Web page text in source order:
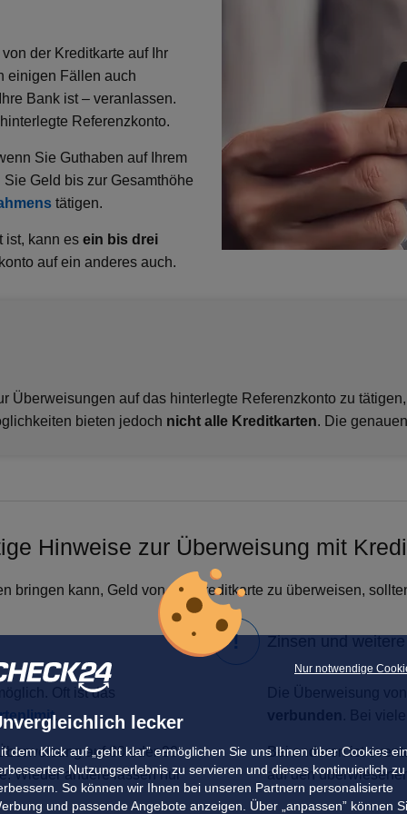
Nur notwendige
lecker
dem Klick auf „geht klar” ermöglichen Sie uns Ihnen über Cookies
Nutzungserlebnis zu servieren und dieses kontinuierlich zu
So können wir Ihnen bei unseren Partnern personalisierte
und passende Angebote anzeigen. Über „anpassen” können
der Kreditkarte auf Ihr
einigen Fällen auch
Bank ist – veranlassen.
Referenzkonto.
Sie Guthaben auf Ihrem
Geld bis zur Gesamthöhe
tätigen.
ist, kann es ein bis drei
auf ein anderes auch.
Überweisungen auf das hinterlegte Referenzkonto zu
bieten jedoch nicht alle Kreditkarten. Die
Hinweise zur Überweisung mit
bringen kann, Geld von der Kreditkarte zu überweisen,
Oft ist das
.
auf 80 oder 90
Wieder andere lassen nur
Bei anderen ist
auf den